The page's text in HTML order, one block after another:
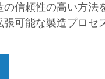
信頼性の高い方法
可能な製造プロセ